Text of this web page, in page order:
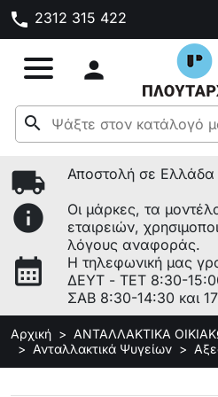
phone 2312 315 422

search
local_shipping Αποστολή σε Ελλάδα
info
Οι μάρκες, τα
εταιρειών,
λόγους αναφοράς.
calendar_month
Η τηλεφωνική μας
ΔΕΥΤ - ΤΕΤ 8:30-
ΣΑΒ 8:30-14:30 και
Αρχική
ΑΝΤΑΛΛΑΚΤΙΚΑ
Ανταλλακτικά Ψυγείων